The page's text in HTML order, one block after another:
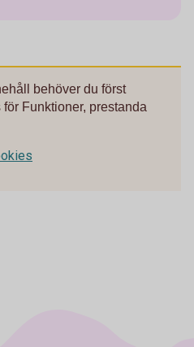
behöver du först
Funktioner, prestanda